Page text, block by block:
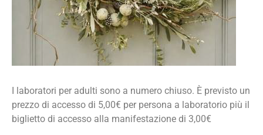
I laboratori per adulti sono a numero chiuso. È previsto un
prezzo di accesso di 5,00€ per persona a laboratorio più il
biglietto di accesso alla manifestazione di 3,00€